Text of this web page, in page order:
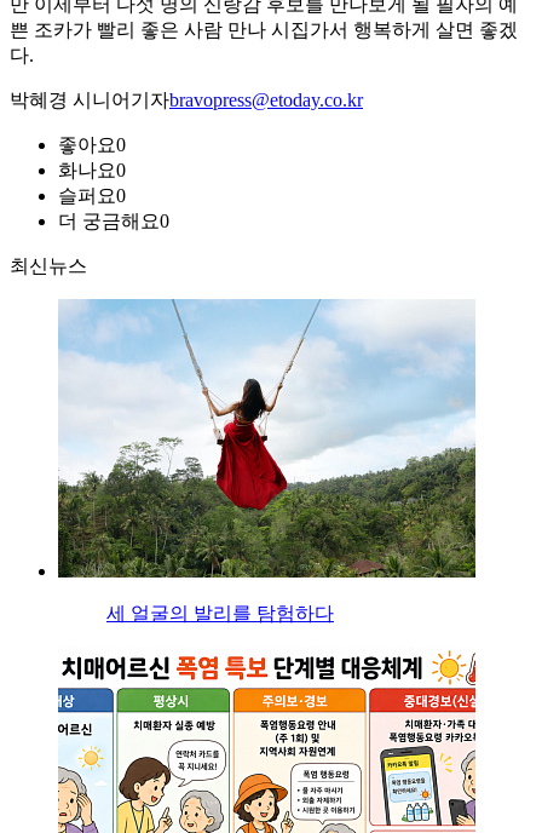
만 이제부터 다섯 명의 신랑감 후보를 만나보게 될 필자의 예
쁜 조카가 빨리 좋은 사람 만나 시집가서 행복하게 살면 좋겠
다.
박혜경 시니어기자bravopress@etoday.co.kr
좋아요0
화나요0
슬퍼요0
더 궁금해요0
최신뉴스
세 얼굴의 발리를 탐험하다